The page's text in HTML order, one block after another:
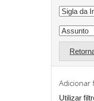
Adicionar
Utilizar